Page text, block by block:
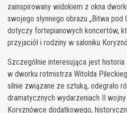
zainspirowany widokiem z okna
swojego słynnego obrazu „Bitwa pod
dotyczy fortepianowych koncertów,
przyjaciół i rodziny w saloniku
Szczególnie interesująca jest historia
w dworku rotmistrza Witolda
silnie związane ze sztuką, odegrało
dramatycznych wydarzeniach II
Koryznówce dodatkowego,